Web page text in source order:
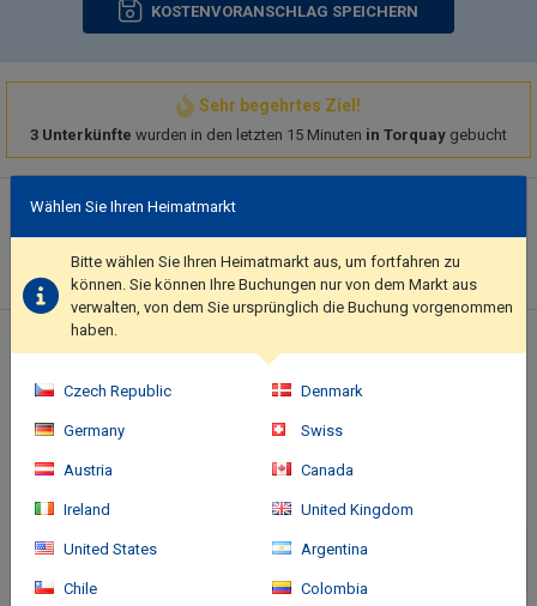
KOSTENVORANSCHLAG SPEICHERN
Sehr begehrtes Ziel!
3 Unterkünfte wurden in den letzten 15 Minuten in Torquay gebucht
Hotelbeschreibung
Take in the views from a terrace and make use of amenities
such as complimentary wireless internet access.. Featured
amenities include dry cleaning/laundry services, a 24-hour front
desk, and luggage storage. Self parking (subject to charges) is
available onsite..
Wählen Sie Ihren Heimatmarkt
Bitte wählen Sie Ihren Heimatmarkt aus, um fortfahren zu
können. Sie können Ihre Buchungen nur von dem Markt aus
verwalten, von dem Sie ursprünglich die Buchung vorgenommen
haben.
Czech Republic Denmark
Germany Swiss
Austria Canada
Ireland United Kingdom
United States Argentina
Chile Colombia